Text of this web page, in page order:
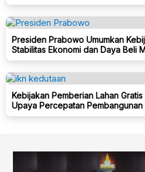
Presiden Prabowo Umumkan
Stabilitas Ekonomi dan Daya Beli
Kebijakan Pemberian Lahan
Upaya Percepatan Pembangunan